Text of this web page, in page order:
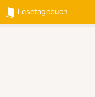
Lesetagebuch